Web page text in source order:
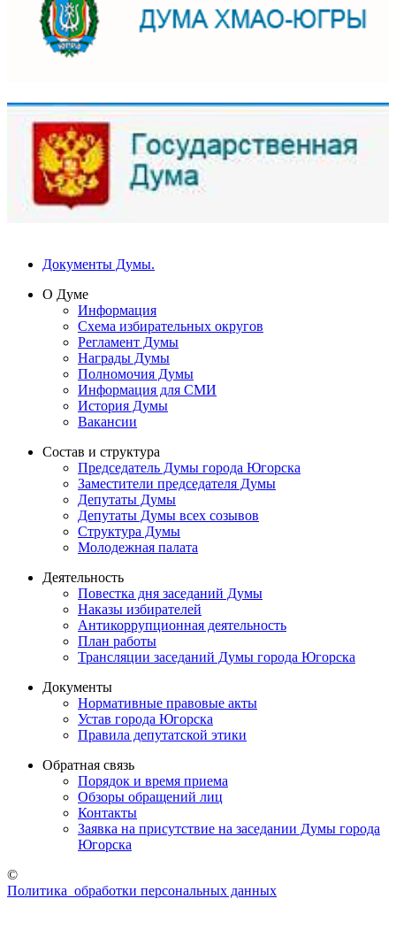
Документы Думы.
О Думе
Информация
Схема избирательных округов
Регламент Думы
Награды Думы
Полномочия Думы
Информация для СМИ
История Думы
Вакансии
Состав и структура
Председатель Думы города Югорска
Заместители председателя Думы
Депутаты Думы
Депутаты Думы всех созывов
Структура Думы
Молодежная палата
Деятельность
Повестка дня заседаний Думы
Наказы избирателей
Антикоррупционная деятельность
План работы
Трансляции заседаний Думы города Югорска
Документы
Нормативные правовые акты
Устав города Югорска
Правила депутатской этики
Обратная связь
Порядок и время приема
Обзоры обращений лиц
Контакты
Заявка на присутствие на заседании Думы города
Югорска
©
Политика обработки персональных данных